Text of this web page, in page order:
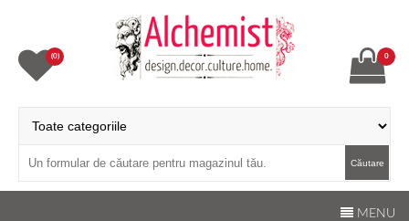
content
Transylvanian Alchemist
Căutare
0
(0)
MENU